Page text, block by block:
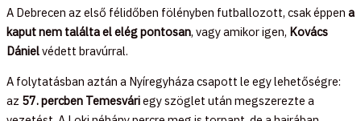
A Debrecen az első félidőben fölényben futballozott, csak éppen a
kaput nem találta el elég pontosan, vagy amikor igen, Kovács
Dánielvédett bravúrral.
A folytatásban aztán a Nyíregyháza csapott le egy lehetőségre:
az 57. percben Temesváriegy szöglet után megszerezte a